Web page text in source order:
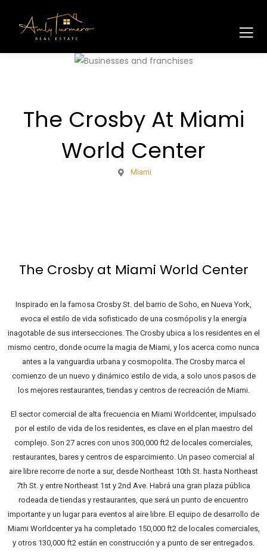
The Crosby At Miami
World Center
Miami
The Crosby at Miami World Center
Inspirado en la famosa Crosby St. del barrio de Soho, en Nueva York,
evoca el estilo de vida sofisticado de una cosmópolis y la energía
inagotable de sus intersecciones. The Crosby ubica a los residentes en el
mismo centro, donde ocurre la magia de Miami, y los acerca como nunca
antes a la vanguardia urbana y cosmopolita. The Crosby marca el
comienzo de un nuevo y dinámico estilo de vida, a solo unos pasos de
los mejores restaurantes, tiendas y centros de recreación de Miami.
El sector comercial de alta frecuencia en Miami Worldcenter, impulsado
por el estilo de vida de los residentes, es clave en el plan maestro del
complejo. Son 27 acres con unos 300,000 ft2 de locales comerciales,
restaurantes, bares y centros de esparcimiento. Un paseo comercial al
aire libre recorre de norte a sur, desde Northeast 10th St. hasta Northeast
7th St. y entre Northeast 1st y 2nd Ave. Habrá una gran plaza pública
rodeada de tiendas y restaurantes, que será un punto de encuentro
importante y un lugar para eventos al aire libre. El equipo de desarrollo de
Miami Worldcenter ya ha completado 150,000 ft2 de locales comerciales,
y otros 130,000 ft2 están en construcción y a punto de ser entregados.